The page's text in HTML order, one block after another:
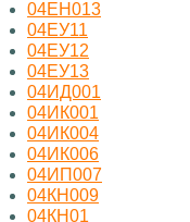
04ЕН013
04ЕУ11
04ЕУ12
04ЕУ13
04ИД001
04ИК001
04ИК004
04ИК006
04ИП007
04КН009
04КН01